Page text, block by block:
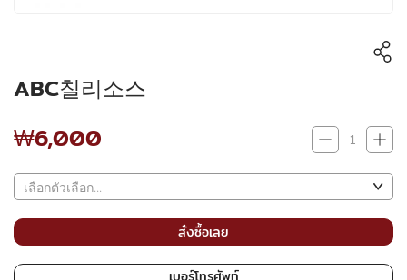
ABC칠리소스
₩6,000
₩6,000
สั่งซื้อเลย